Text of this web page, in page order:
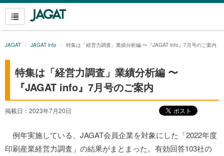
JAGAT JAGAT info 特集は「経営力調査」業績分析編 〜『JAGAT info』7月号のご案内
特集は「経営力調査」業績分析編 〜
『JAGAT info』7月号のご案内
掲載日：2023年7月20日
例年実施している、JAGAT会員企業を対象にした「2022年度
印刷産業経営力調査」の結果がまとまった。有効回答103社の